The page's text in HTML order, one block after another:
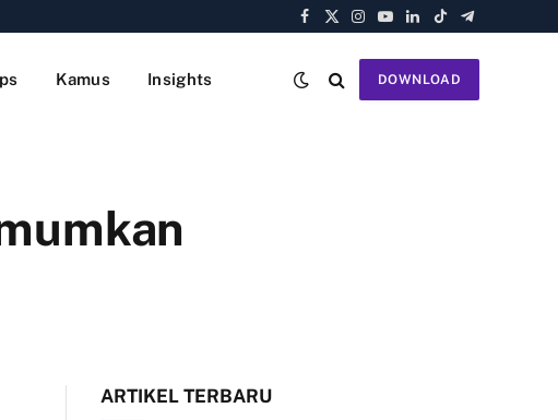
Facebook
X
Instagram
YouTube
LinkedIn
TikTokTelegram
Kamus Insights DOWNLOAD
ARTIKEL TERBARU